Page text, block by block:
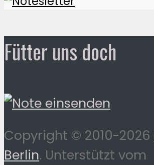
Fütter uns doch
Copyright © 2010-2026
Berlin. Unterstützt vom